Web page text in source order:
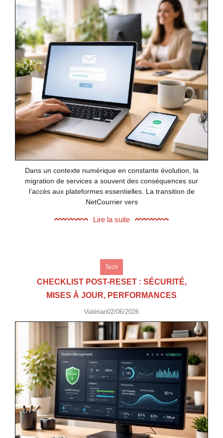
Dans un contexte numérique en constante évolution, la
migration de services a souvent des conséquences sur
l’accès aux plateformes essentielles. La transition de
NetCourrier vers
Lire la suite
Tech
CHECKLIST POST-RESET : SÉCURITÉ,
MISES À JOUR, PERFORMANCES
Valérian02/06/2026